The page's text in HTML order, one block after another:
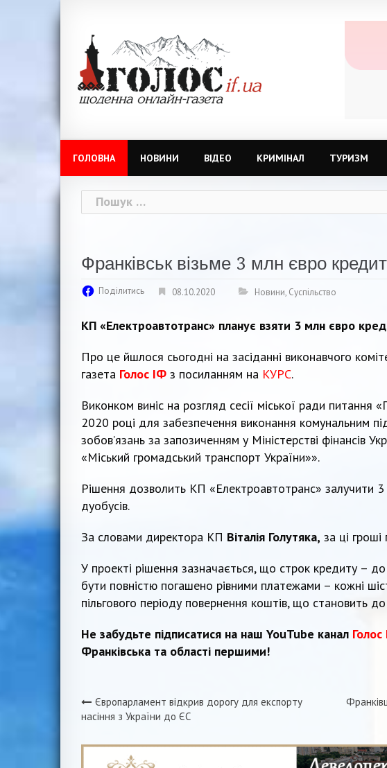
ГОЛОВНА НОВИНИ ВІДЕО КРИМІНАЛ ТУРИЗМ
Пошук:
Франківськ візьме 3 млн євро
Поділитись 08.10.2020 Новини, Суспільство
КП «Електроавтотранс» планує взяти 3 млн євро
Про це йшлося сьогодні на засіданні виконавчого
газета Голос ІФ з посиланням на КУРС.
Виконком виніс на розгляд сесії міської ради питання
2020 році для забезпечення виконання комунальним
зобов’язань за запозиченням у Міністерстві фінансів
«Міський громадський транспорт України»».
Рішення дозволить КП «Електроавтотранс» залучити
дуобусів.
За словами директора КП Віталія Голутяка, за ці
У проекті рішення зазначається, що строк кредиту –
бути повністю погашено рівними платежами – кожні
пільгового періоду повернення коштів, що становить до
Не забудьте підписатися на наш YouTube канал Голос
Франківська та області першими!
Навігація
записів
Європарламент відкрив дорогу для експорту
насіння з України до ЄС